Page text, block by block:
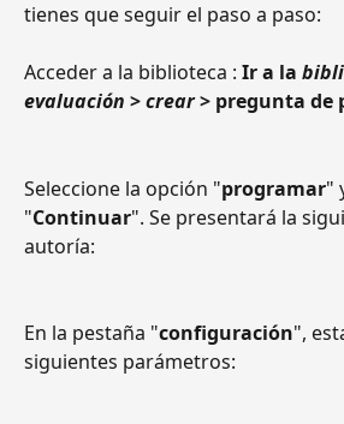
tienes que seguir el paso a paso:
Acceder a la biblioteca : Ir a la
evaluación > crear > pregunta de
Seleccione la opción "programar"
"Continuar". Se presentará la
autoría:
En la pestaña "configuración",
siguientes parámetros: